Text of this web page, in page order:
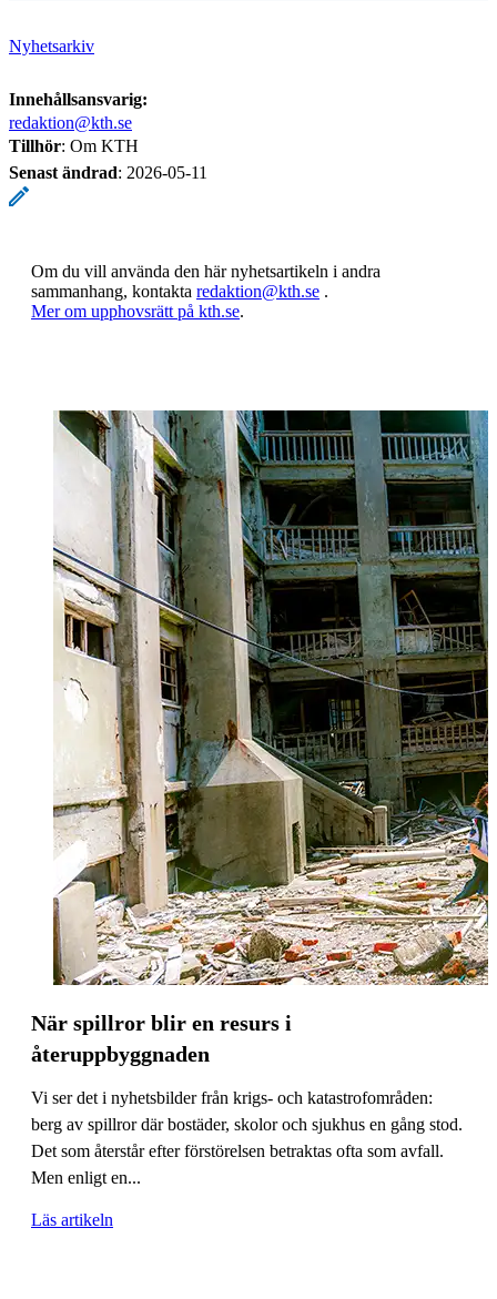
Nyhetsarkiv
Innehållsansvarig:
redaktion@kth.se
Tillhör: Om KTH
Senast ändrad: 2026-05-11
Om du vill använda den här nyhetsartikeln i andra
sammanhang, kontakta redaktion@kth.se .
​​​​​​​Mer om upphovsrätt på kth.se​​​​​​​​​​​​​​.
När spillror blir en resurs i
återuppbyggnaden
Vi ser det i nyhetsbilder från krigs- och katastrofområden:
berg av spillror där bostäder, skolor och sjukhus en gång stod.
Det som återstår efter förstörelsen betraktas ofta som avfall.
Men enligt en...
Läs artikeln